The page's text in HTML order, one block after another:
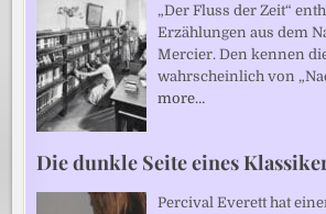
„Der Fluss der Zeit“
Erzählungen aus dem
Mercier. Den kennen
wahrscheinlich von
more…
Die dunkle Seite eines
Percival Everett hat